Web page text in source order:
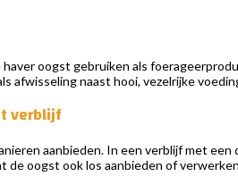
oogst gebruiken als
afwisseling naast hooi, vezelrijke
verblijf
aanbieden. In een verblijf met
de oogst ook los aanbieden of